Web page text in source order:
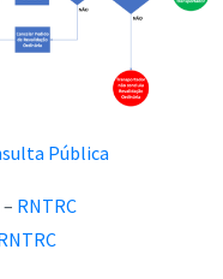
Pública
RNTRC